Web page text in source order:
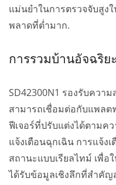
แม่นยำในการตรวจจับสูง
พลาดที่ต่ำมาก.
การรวมบ้านอัจฉริย
SD42300N1 รองรับควา
สามารถเชื่อมต่อกับแพลต
ฟีเจอร์ที่ปรับแต่งได้ตามค
แจ้งเตือนฉุกเฉิน การแจ้
สถานะแบบเรียลไทม์ เพื่
ได้รับข้อมูลเชิงลึกที่สำคัญ